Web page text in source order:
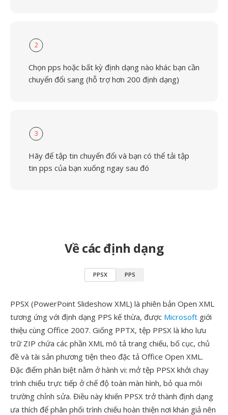
2
Chọn pps hoặc bất kỳ định dạng nào khác bạn cần
chuyển đổi sang (hỗ trợ hơn 200 định dạng)
3
Hãy để tập tin chuyển đổi và bạn có thể tải tập
tin pps của bạn xuống ngay sau đó
Về các định dạng
PPSX PPS
PPSX (PowerPoint Slideshow XML) là phiên bản Open XML
tương ứng với định dạng PPS kế thừa, được Microsoft giới
thiệu cùng Office 2007. Giống PPTX, tệp PPSX là kho lưu
trữ ZIP chứa các phần XML mô tả trang chiếu, bố cục, chủ
đề và tài sản phương tiện theo đặc tả Office Open XML.
Đặc điểm phân biệt nằm ở hành vi: mở tệp PPSX khởi chạy
trình chiếu trực tiếp ở chế độ toàn màn hình, bỏ qua môi
trường chỉnh sửa. Điều này khiến PPSX trở thành định dạng
ưa thích để phân phối trình chiếu hoàn thiện nơi khán giả nên